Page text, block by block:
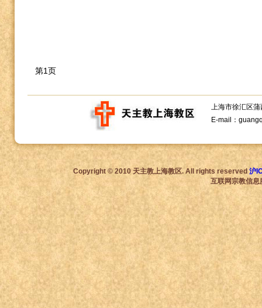
第1页
上海市徐汇区
E-mail：
Copyright © 2010 天主教上海教区. All rights reserved 沪
互联网宗教信息服